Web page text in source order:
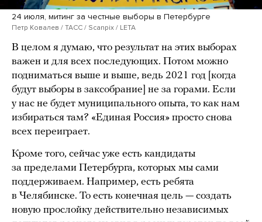
24 июля, митинг за честные выборы в Петербурге
Петр Ковалев / ТАСС / Scanpix / LETA
В целом я думаю, что результат на этих выборах
важен и для всех последующих. Потом можно
подниматься выше и выше, ведь 2021 год [когда
будут выборы в заксобрание] не за горами. Если
у нас не будет муниципального опыта, то как нам
избираться там? «Единая Россия» просто снова
всех переиграет.
Кроме того, сейчас уже есть кандидаты
за пределами Петербурга, которых мы сами
поддерживаем. Например, есть ребята
в Челябинске. То есть конечная цель — создать
новую прослойку действительно независимых